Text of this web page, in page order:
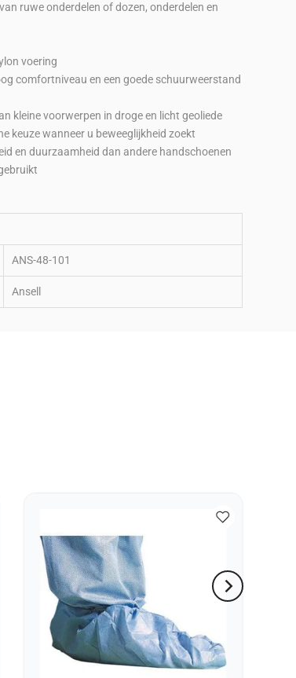
ruwe onderdelen of dozen, onderdelen en
voering
comfortniveau en een goede schuurweerstand
kleine voorwerpen in droge en licht geoliede
keuze wanneer u beweeglijkheid zoekt
en duurzaamheid dan andere handschoenen
ANS-48-101
Ansell